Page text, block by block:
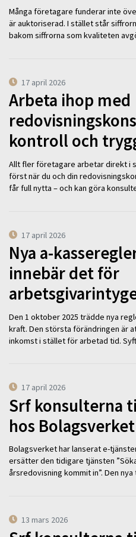
Många företagare funderar inte
är auktoriserad. I stället står
bakom siffrorna som kvaliteten
17 april 2026
Arbeta ihop med
kontroll och
Allt fler företagare arbetar direkt i
först när du och din
får full nytta – och kan göra
17 april 2026
Nya a-
innebär det för
Den 1 oktober 2025 trädde nya
kraft. Den största förändringen är
inkomst i stället för arbetad tid.
17 april 2026
Srf konsulterna
hos Bolagsverket
Bolagsverket har lanserat e-
ersätter den tidigare tjänsten
årsredovisning kommit in”. Den
13 mars 2026